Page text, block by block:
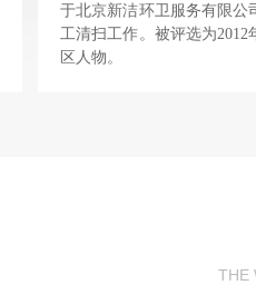
于北京新洁环卫服务有限公
工清扫工作。被评选为2012
区人物。
THE